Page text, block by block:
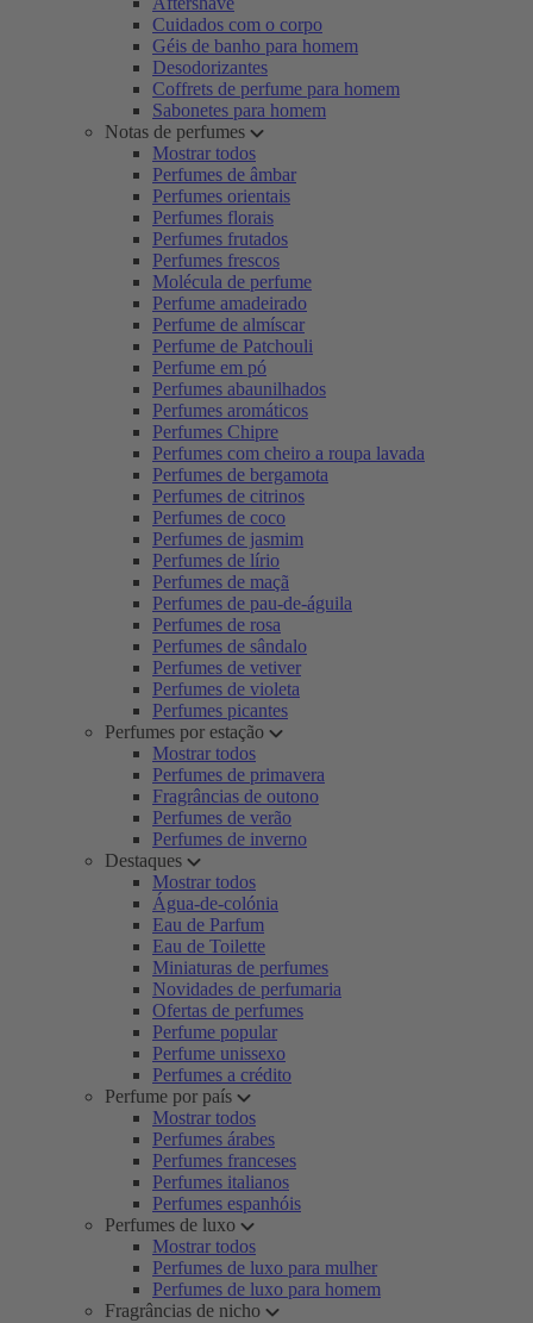
Cuidados com o corpo
Géis de banho para homem
Desodorizantes
Coffrets de perfume para homem
Sabonetes para homem
Notas de perfumes
Mostrar todos
Perfumes de âmbar
Perfumes orientais
Perfumes florais
Perfumes frutados
Perfumes frescos
Molécula de perfume
Perfume amadeirado
Perfume de almíscar
Perfume de Patchouli
Perfume em pó
Perfumes abaunilhados
Perfumes aromáticos
Perfumes Chipre
Perfumes com cheiro a roupa lavada
Perfumes de bergamota
Perfumes de citrinos
Perfumes de coco
Perfumes de jasmim
Perfumes de lírio
Perfumes de maçã
Perfumes de pau-de-águila
Perfumes de rosa
Perfumes de sândalo
Perfumes de vetiver
Perfumes de violeta
Perfumes picantes
Perfumes por estação
Mostrar todos
Perfumes de primavera
Fragrâncias de outono
Perfumes de verão
Perfumes de inverno
Destaques
Mostrar todos
Água-de-colónia
Eau de Parfum
Eau de Toilette
Miniaturas de perfumes
Novidades de perfumaria
Ofertas de perfumes
Perfume popular
Perfume unissexo
Perfumes a crédito
Perfume por país
Mostrar todos
Perfumes árabes
Perfumes franceses
Perfumes italianos
Perfumes espanhóis
Perfumes de luxo
Mostrar todos
Perfumes de luxo para mulher
Perfumes de luxo para homem
Fragrâncias de nicho